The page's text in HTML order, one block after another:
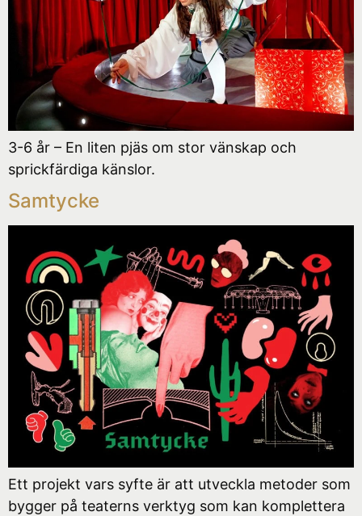
3-6 år – En liten pjäs om stor vänskap och
sprickfärdiga känslor.
Samtycke
Ett projekt vars syfte är att utveckla metoder som
bygger på teaterns verktyg som kan komplettera